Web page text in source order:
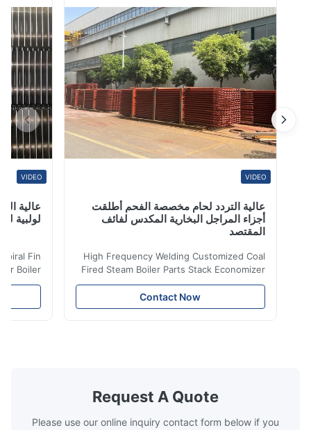
منشار درجة API 5L PSL1 PSL2 x42، x46، x52، x56، x60
مواد Q235 ، Q345 ، St37 ، St37-2 ...
عالية التردد لحام مخصصة الفحم أطلقت
أجزاء المراجل البخارية المكدس لفائف
المقتصد
High Frequency Welding Customized Coal
Fired Steam Boiler Parts Stack Economizer
Coil Boiler economizer Boiler Economizer is
the energy improving device that helps to
reduce the cost of operation by saving the
boilers is generally in the temperature
range of 200°C – 250°C, so there
Contact Now
عالية
لولبية لنقل
Spiral Fin
Boiler
is the
saving the
Request A Quote
Please use our online inquiry contact form below if you